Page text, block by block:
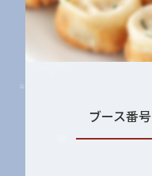
ブース番号